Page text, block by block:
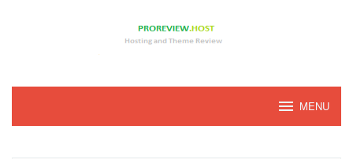
MENU